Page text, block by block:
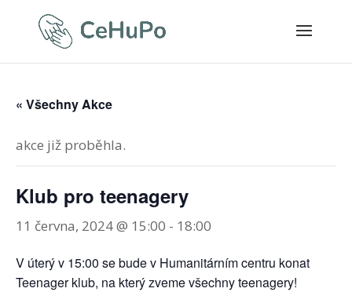
« Všechny Akce
akce již proběhla.
Klub pro teenagery
11 června, 2024 @ 15:00 - 18:00
V úterý v 15:00 se bude v Humanitárním centru konat
Teenager klub, na který zveme všechny teenagery!